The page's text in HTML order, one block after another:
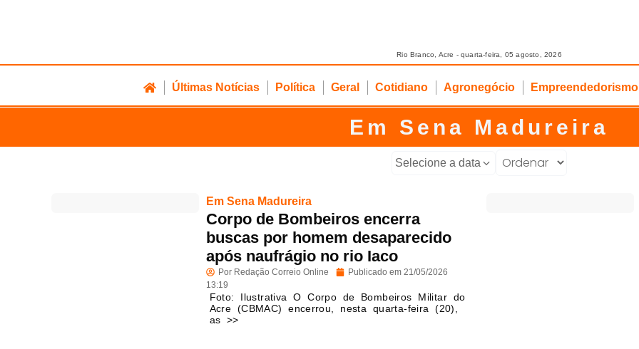
Rio Branco, Acre - quarta-feira, 05 agosto, 2026
Últimas Notícias Política Geral Cotidiano Agronegócio Empreendedorismo
Em Sena Madureira
Selecione a data
Em Sena Madureira
Corpo de Bombeiros encerra
buscas por homem desaparecido
após naufrágio no rio Iaco
Por Redação Correio Online Publicado em 21/05/2026
13:19
Foto: Ilustrativa O Corpo de Bombeiros Militar do
Acre (CBMAC) encerrou, nesta quarta-feira (20),
as >>